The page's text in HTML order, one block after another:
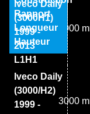
Rapport
Longueur
Hauteur
Iveco Daily
(3000H1)
1999 -
2013
L1H1
3000
Iveco Daily
(3000/H2)
1999 -
3000